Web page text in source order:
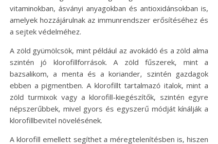
vitaminokban, ásványi anyagokban és antioxidánsokban is,
amelyek hozzájárulnak az immunrendszer erősítéséhez és
a sejtek védelméhez.
A zöld gyümölcsök, mint például az avokádó és a zöld alma
szintén jó klorofillforrások. A zöld fűszerek, mint a
bazsalikom, a menta és a koriander, szintén gazdagok
ebben a pigmentben. A klorofillt tartalmazó italok, mint a
zöld turmixok vagy a klorofill-kiegészítők, szintén egyre
népszerűbbek, mivel gyors és egyszerű módját kínálják a
klorofillbevitel növelésének.
A klorofill emellett segíthet a méregtelenítésben is, hiszen